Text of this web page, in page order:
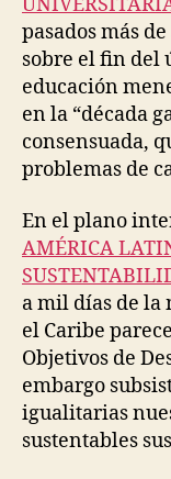
pasados más
sobre el fin del
educación
en la “década
consensuada,
problemas de
En el plano
AMÉRICA
a mil días de la
el Caribe
Objetivos de
embargo
igualitarias
sustentables